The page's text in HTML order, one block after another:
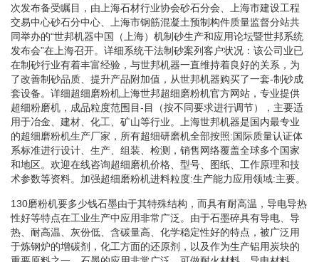
次发布备受瞩目，由上海石材行业协会砂石分会、上海市建设工程
交易中心砂石分中心、上海市钢筋混凝土预制构件质量监督分站共
同举办的“世邦机器中国（上海）机制砂生产和应用论坛暨世邦系统
发布会”在上海召开。详细系统干法制砂案列客户状况：该公司业已
在制砂行业有着丰富经验，与世邦机器一直维持着良好的关系，为
了改善制砂品质、提升产品附加值，从世邦机器购买了一套-制砂成
套设备。详细超细磨粉机上海世邦超细磨粉机官方网站，专业提供
超细粉磨机，成品粒度范围目-目（按不同要求进行调节），主要适
用于冶金、建材、化工、矿山等行业。上海世邦机器是国内最专业
的超细磨粉机生产厂家，所有超细研磨机全部按照:国际质量认证体
系标准进行设计、生产、组装、检测，销售网络覆盖全球多个国家
和地区。欢迎在线咨询超细磨机价格、型号、图纸、工作原理和技
术参数等资料。加强超细磨粉机进料粒度:生产能力应用领域:主要。
130磨粉机要多少钱石墨由于其特殊结构，而具有耐高温，导电导热
性好等特点在工业生产中应用非常广泛。由于石墨碎具有导电、导
热、耐高温、灰份低、含碳量高、化学稳定性好的特点，被广泛用
于炼钢炉的增碳剂，化工方面的还原剂，以及作为生产铝用炭块的